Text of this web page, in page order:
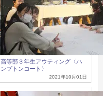
高等部３年生アウティング〈ハ
ンプトンコート〉
2021年10月01日